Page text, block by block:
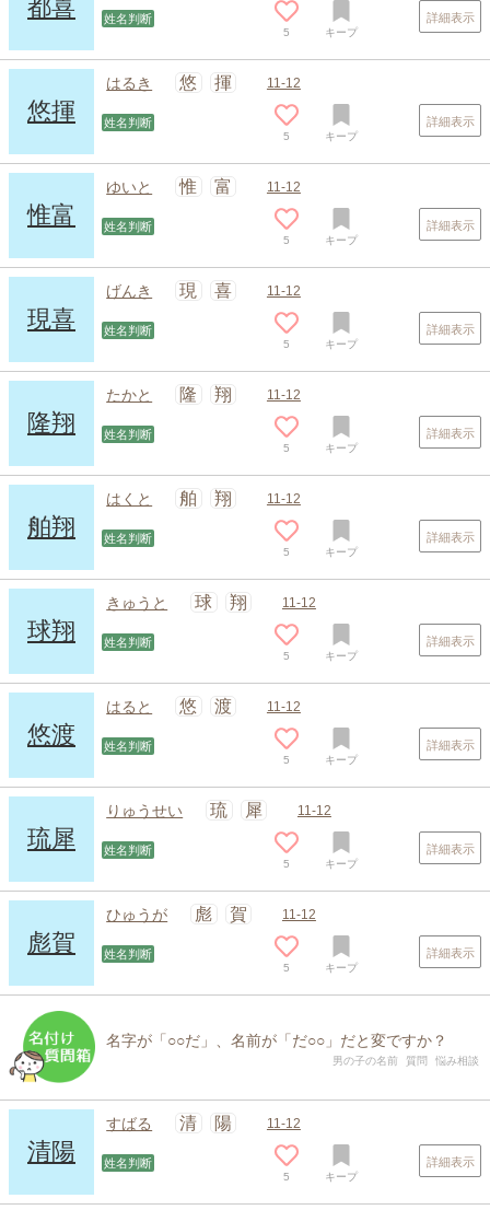
都喜 姓名判断
5 キープ
詳細表示
悠揮
はるき 悠 揮 11-12
姓名判断
5 キープ
詳細表示
惟富
ゆいと 惟 富 11-12
姓名判断
5 キープ
詳細表示
現喜
げんき 現 喜 11-12
姓名判断
5 キープ
詳細表示
隆翔
たかと 隆 翔 11-12
姓名判断
5 キープ
詳細表示
舶翔
はくと 舶 翔 11-12
姓名判断
5 キープ
詳細表示
球翔
きゅうと 球 翔 11-12
姓名判断
5 キープ
詳細表示
悠渡
はると 悠 渡 11-12
姓名判断
5 キープ
詳細表示
琉犀
りゅうせい 琉 犀 11-12
姓名判断
5 キープ
詳細表示
彪賀
ひゅうが 彪 賀 11-12
姓名判断
5 キープ
詳細表示
名字が「○○だ」、名前が「だ○○」だと変ですか？
男の子の名前 質問 悩み相談
清陽
すばる 清 陽 11-12
姓名判断
5 キープ
詳細表示